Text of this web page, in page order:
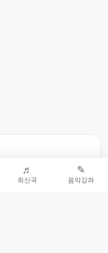
찾을 수 있는 음악 정보
♬
최신곡
✎
음악강좌